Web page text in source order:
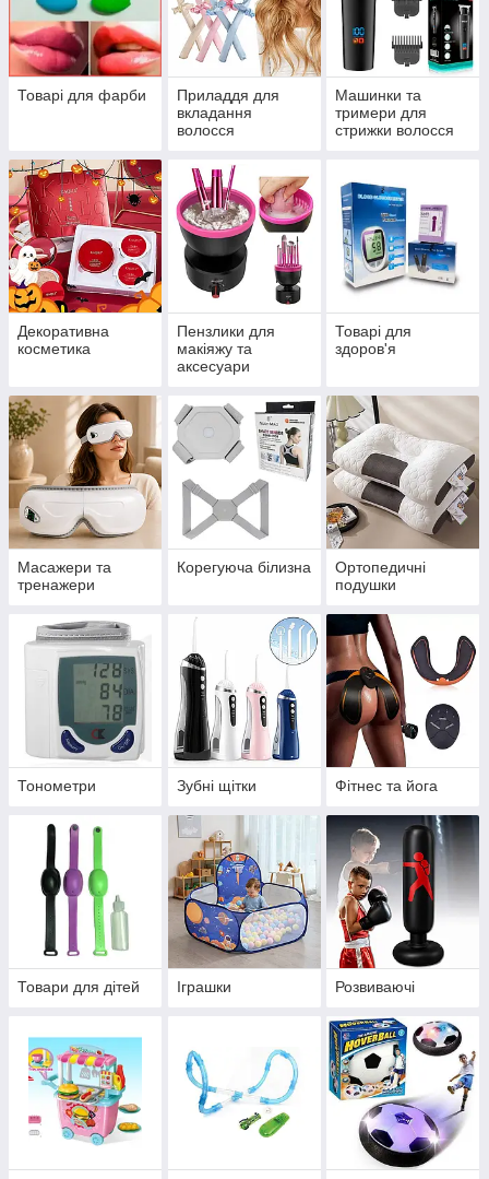
Товарі для фарби
Приладдя для
вкладання
волосся
Машинки та
тримери для
стрижки волосся
Декоративна
косметика
Пензлики для
макіяжу та
аксесуари
Товарі для
здоров'я
Масажери та
тренажери
Корегуюча білизна
Ортопедичні
подушки
Тонометри Зубні щітки Фітнес та йога
Товари для дітей Іграшки Розвиваючі